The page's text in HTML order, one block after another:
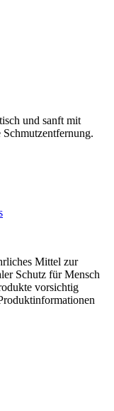
und sanft mit
Mittel zur
Schutz für Mensch
vorsichtig